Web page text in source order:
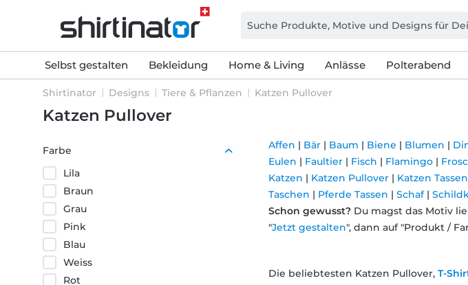
Selbst gestalten Bekleidung Home & Living Anlässe Polterabend
Shirtinator Designs Tiere & Pflanzen Katzen Pullover
Katzen Pullover
Farbe
Lila
Braun
Grau
Pink
Blau
Weiss
Rot
Affen | Bär | Baum | Biene | Blumen |
Eulen | Faultier | Fisch | Flamingo |
Katzen | Katzen Pullover | Katzen Tassen
Taschen | Pferde Tassen | Schaf|
Schon gewusst? Du magst das Motiv
"Jetzt gestalten", dann auf "Produkt /
Die beliebtesten Katzen Pullover, T-